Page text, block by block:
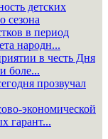
детских
сезона
в период
народн...
в честь Дня
боле...
прозвучал
экономической
гарант...